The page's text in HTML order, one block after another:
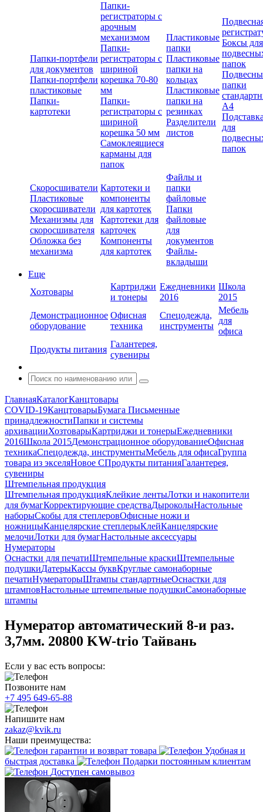
Папки-портфели
для документов
Папки-портфели
пластиковые
Папки-
картотеки
Папки-
регистраторы с
арочным
механизмом
Папки-
регистраторы с
шириной
корешка 70-80
мм
Папки-
регистраторы с
шириной
корешка 50 мм
Самоклеящиеся
карманы для
папок
Пластиковые
папки
Пластиковые
папки на
кольцах
Пластиковые
папки на
резинках
Разделители
листов
Боксы для
папок
папки
А4
для
папок
Скоросшиватели
Пластиковые
скоросшиватели
Механизмы для
скоросшивателя
Обложка без
механизма
Картотеки и
компоненты
для картотек
Картотеки для
карточек
Компоненты
для картотек
Файлы и
папки
файловые
Папки
файловые
для
документов
Файлы-
вкладыши
Еще
Хозтовары
Картриджи
и тонеры
Ежедневники
2016
Школа
2015
Демонстрационное
оборудование
Офисная
техника
Спецодежда,
инструменты
Мебель
для
офиса
Продукты питания
Галантерея,
сувениры
ГлавнаяКаталогКанцтовары
COVID-19КанцтоварыБумага Письменные
принадлежностиПапки и системы
архивацииХозтоварыКартриджи и тонерыЕжедневники
2016Школа 2015Демонстрационное оборудованиеОфисная
техникаСпецодежда, инструментыМебель для офисаГруппа
товара из экселяНовое СПродукты питанияГалантерея,
сувениры
Штемпельная продукция
Штемпельная продукцияКлейкие лентыЛотки и накопители
для бумагКорректирующие средстваДыроколыНастольные
наборыСкобы для степлеровОфисные ножи и
ножницыКанцелярские степлерыКлейКанцелярские
мелочиЛотки для бумагНастольные аксессуары
Нумераторы
Оснастки для печатиШтемпельные краскиШтемпельные
подушкиДатерыКассы буквКруглые самонаборные
печатиНумераторыШтампы стандартныеОснастки для
штамповНастольные штемпельные подушкиСамонаборные
штампы
Нумератор автоматический 8-и раз.
3,7мм. 20800 KW-trio Тайвань
Если у вас есть вопросы:
Позвоните нам
+7 495 649-65-88
Напишите нам
zakaz@kvik.ru
Наши преимущества:
гарантии и возврат товара
Удобная и
быстрая доставка
Подарки постоянным клиентам
Доступен самовывоз